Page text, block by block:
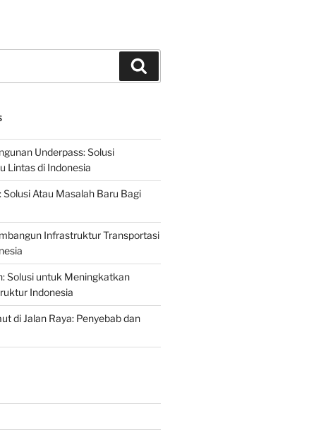
Underpass: Solusi
Lintas di Indonesia
Solusi Atau Masalah Baru Bagi
Infrastruktur Transportasi
Solusi untuk Meningkatkan
Indonesia
di Jalan Raya: Penyebab dan